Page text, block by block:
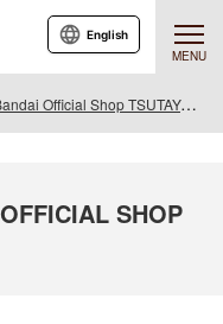
MENU
English
Official Shop TSUTAYA Seto
SHOP